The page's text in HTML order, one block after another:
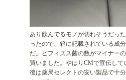
あり飲んでるモノが切れそうだっ
ったので、箱に記載されている成
だ。ビフィズス菌の数がマイナー
買いました。やはりCMで宣伝し
後は薬局セレクトの安い製品で十